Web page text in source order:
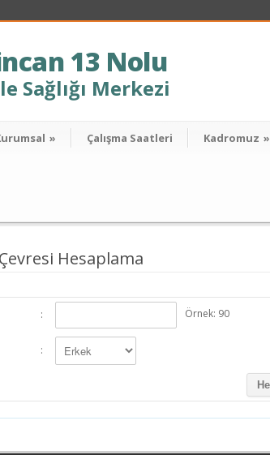
13 Nolu
Sağlığı Merkezi
» Çalışma Saatleri Kadromuz »
Hesaplama
: Örnek: 90
: